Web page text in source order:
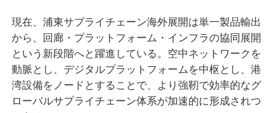
現在、浦東サプライチェーン海外展開は単一製品輸出
から、回廊・プラットフォーム・インフラの協同展開
という新段階へと躍進している。空中ネットワークを
動脈とし、デジタルプラットフォームを中枢とし、港
湾設備をノードとすることで、より強靭で効率的なグ
ローバルサプライチェーン体系が加速的に形成されつ